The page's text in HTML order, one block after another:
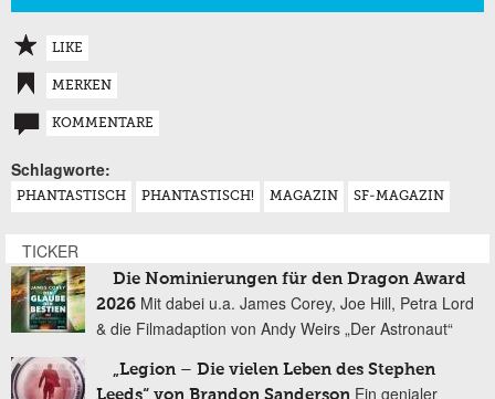
LIKE
MERKEN
KOMMENTARE
Schlagworte:
PHANTASTISCH PHANTASTISCH! MAGAZIN SF-MAGAZIN
TICKER
Die Nominierungen für den Dragon Award
2026 Mit dabei u.a. James Corey, Joe Hill, Petra Lord
& die Filmadaption von Andy Weirs „Der Astronaut“
„Legion – Die vielen Leben des Stephen
Leeds“ von Brandon Sanderson Ein genialer